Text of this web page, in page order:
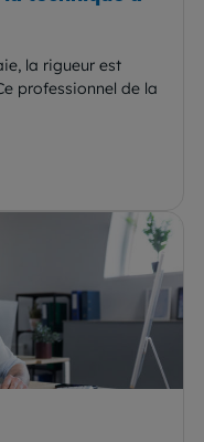
la rigueur est
professionnel de la